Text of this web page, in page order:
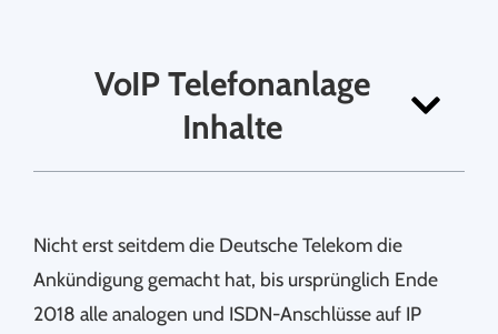
VoIP Telefonanlage
Inhalte
Nicht erst seitdem die Deutsche Telekom die
Ankündigung gemacht hat, bis ursprünglich Ende
2018 alle analogen und ISDN-Anschlüsse auf IP